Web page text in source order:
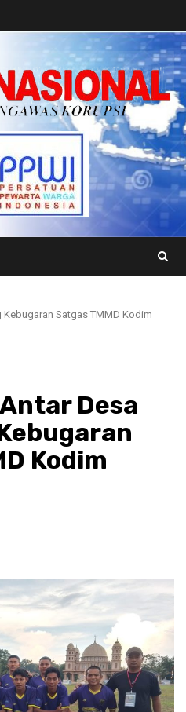
Satgas TMMD Kodim
Desa
Kodim